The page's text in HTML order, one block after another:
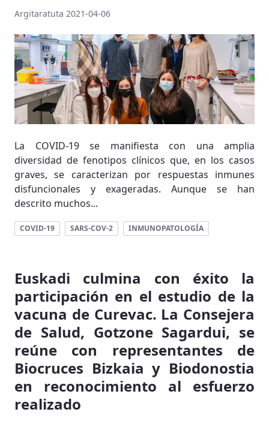
Argitaratuta 2021-04-06
La COVID-19 se manifiesta con una amplia
diversidad de fenotipos clínicos que, en los casos
graves, se caracterizan por respuestas inmunes
disfuncionales y exageradas. Aunque se han
descrito muchos...
COVID-19 SARS-COV-2 INMUNOPATOLOGÍA
Euskadi culmina con éxito la
participación en el estudio de la
vacuna de Curevac. La Consejera
de Salud, Gotzone Sagardui, se
reúne con representantes de
Biocruces Bizkaia y Biodonostia
en reconocimiento al esfuerzo
realizado